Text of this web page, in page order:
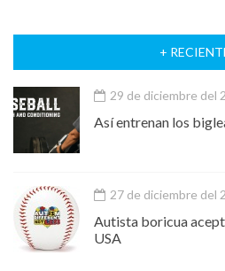
+
29 de diciembre del
Así entrenan los
27 de diciembre del
Autista boricua
USA